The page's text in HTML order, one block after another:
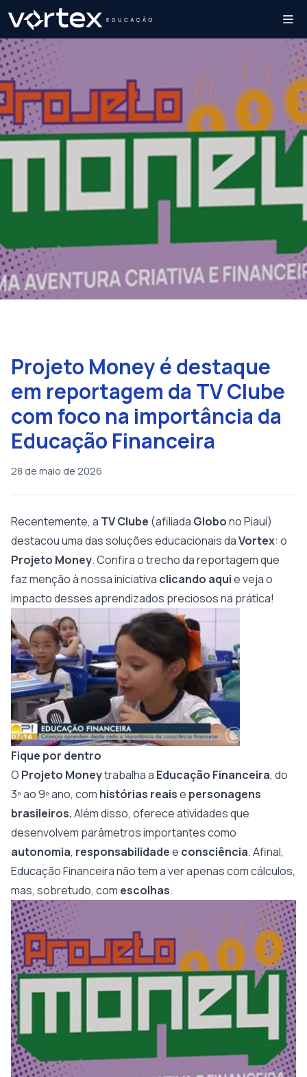
Projeto Money é destaque
em reportagem da TV Clube
com foco na importância da
Educação Financeira
28 de maio de 2026
Recentemente, a TV Clube (afiliada Globono Piauí)
destacou uma das soluções educacionais daVortex: o
Projeto Money. Confira o trecho da reportagem que
faz menção à nossa iniciativa clicando aquie veja o
impacto desses aprendizados preciosos na prática!
Fique por dentro
O Projeto Moneytrabalha a Educação Financeira, do
3º ao 9º ano, com histórias reaise personagens
brasileiros.Além disso, oferece atividades que
desenvolvem parâmetros importantes como
autonomia, responsabilidadee consciência. Afinal,
Educação Financeira não tem a ver apenas com cálculos,
mas, sobretudo, com escolhas.